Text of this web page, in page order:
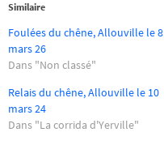
Similaire
Foulées du chêne, Allouville le 8
mars 26
Dans "Non classé"
Relais du chêne, Allouville le 10
mars 24
Dans "La corrida d'Yerville"